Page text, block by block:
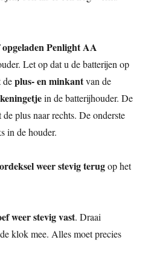
Penlight AA
Let op dat u de batterijen op
deplus- en minkantvan de
in de batterijhouder. De
de plus naar rechts. De onderste
in de houder.
weer stevig terugop het
weer stevig vast. Draai
klok mee. Alles moet precies